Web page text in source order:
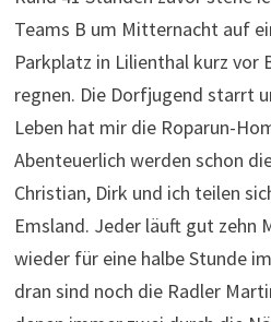
wieder für eine halbe Stunde
dran sind noch die Radler
denen immer zwei durch die
strampeln müssen, während
zwei Kilometer mit dem Bus
Parkplatz finden muss.
Nee, es gibt definitiv schönere
heller und trockener, doch auf